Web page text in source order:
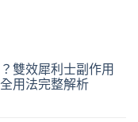
雙效犀利士副作用
用法完整解析